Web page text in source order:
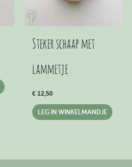
Steker schaap met
lammetje
€ 12,50
LEG IN WINKELMANDJE